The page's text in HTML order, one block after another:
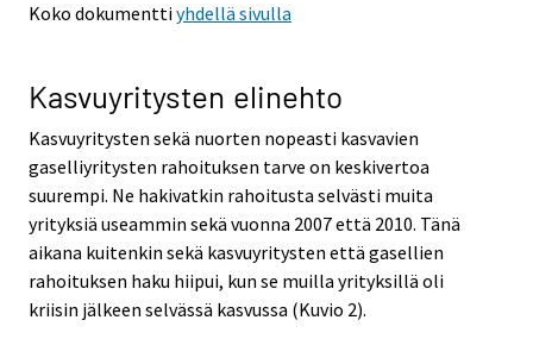
Koko dokumenttiyhdellä sivulla
Kasvuyritysten elinehto
Kasvuyritysten sekä nuorten nopeasti kasvavien
gaselliyritysten rahoituksen tarve on keskivertoa
suurempi. Ne hakivatkin rahoitusta selvästi muita
yrityksiä useammin sekä vuonna 2007 että 2010. Tänä
aikana kuitenkin sekä kasvuyritysten että gasellien
rahoituksen haku hiipui, kun se muilla yrityksillä oli
kriisin jälkeen selvässä kasvussa (Kuvio 2).